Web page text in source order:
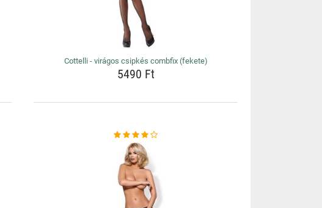
Cottelli - virágos csipkés combfix (fekete)
5490 Ft